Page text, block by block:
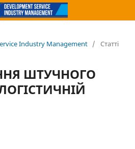
Industry Management / Статті
ШТУЧНОГО